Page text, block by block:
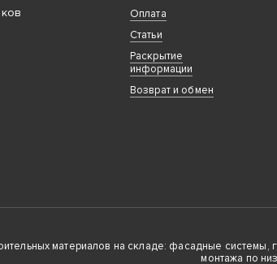
Оплата
Статьи
Раскрытие
информации
Возврат и обмен
материалов на складе: фасадные системы,
монтажа по